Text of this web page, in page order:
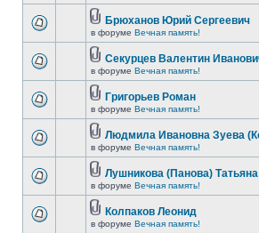
Брюханов Юрий Сергеевич
в форуме Вечная память!
Секурцев Валентин
в форуме Вечная память!
Григорьев Роман
в форуме Вечная память!
Людмила Ивановна Зуева
в форуме Вечная память!
Лушникова (Панова)
в форуме Вечная память!
Колпаков Леонид
в форуме Вечная память!